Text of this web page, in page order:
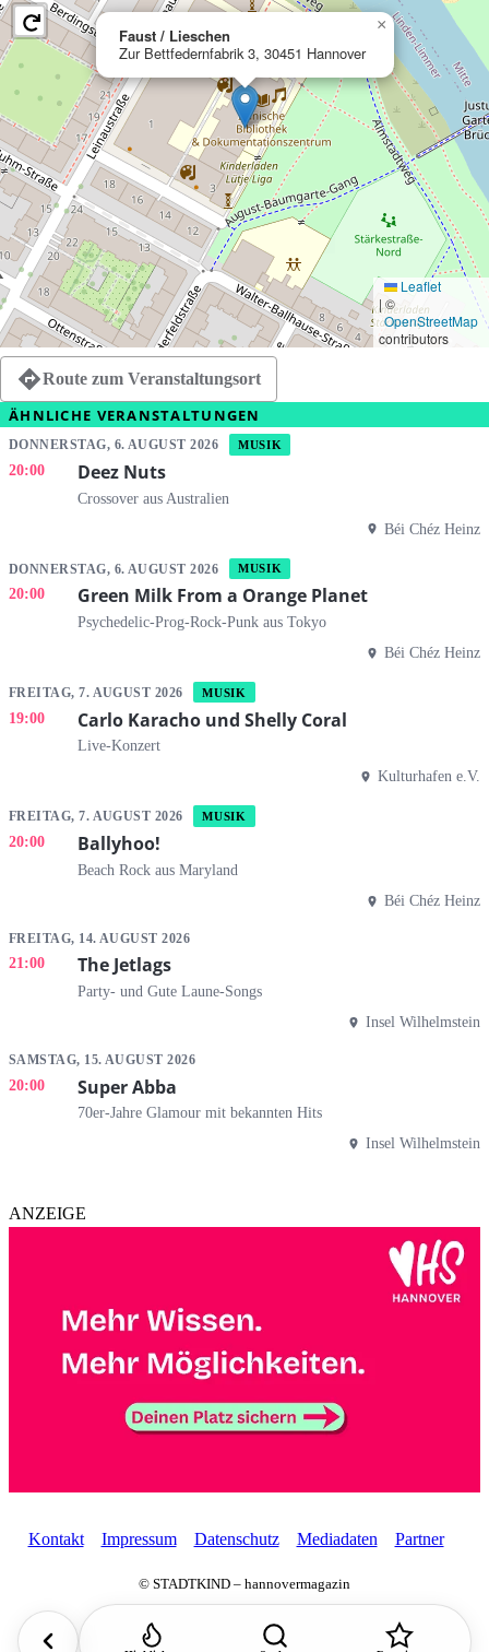
Faust / Lieschen
Zur Bettfedernfabrik 3, 30451 Hannover
×
Leaflet
| ©
OpenStreetMap
contributors
Route zum Veranstaltungsort
ÄHNLICHE VERANSTALTUNGEN
DONNERSTAG, 6. AUGUST 2026 MUSIK
20:00 Deez Nuts
Crossover aus Australien
Béi Chéz Heinz
DONNERSTAG, 6. AUGUST 2026 MUSIK
20:00 Green Milk From a Orange Planet
Psychedelic-Prog-Rock-Punk aus Tokyo
Béi Chéz Heinz
FREITAG, 7. AUGUST 2026 MUSIK
19:00 Carlo Karacho und Shelly Coral
Live-Konzert
Kulturhafen e.V.
FREITAG, 7. AUGUST 2026 MUSIK
20:00 Ballyhoo!
Beach Rock aus Maryland
Béi Chéz Heinz
FREITAG, 14. AUGUST 2026
21:00 The Jetlags
Party- und Gute Laune-Songs
Insel Wilhelmstein
SAMSTAG, 15. AUGUST 2026
20:00 Super Abba
70er-Jahre Glamour mit bekannten Hits
Insel Wilhelmstein
ANZEIGE
Kontakt Impressum Datenschutz Mediadaten Partner
© STADTKIND – hannovermagazin